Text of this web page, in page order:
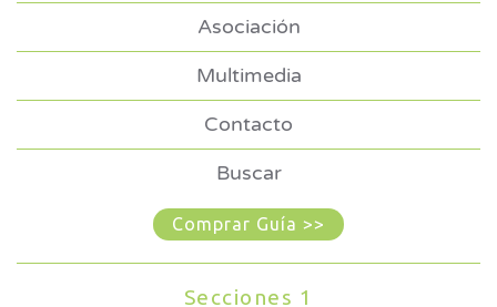
Asociación
Multimedia
Contacto
Buscar
Comprar Guía >>
Secciones 1